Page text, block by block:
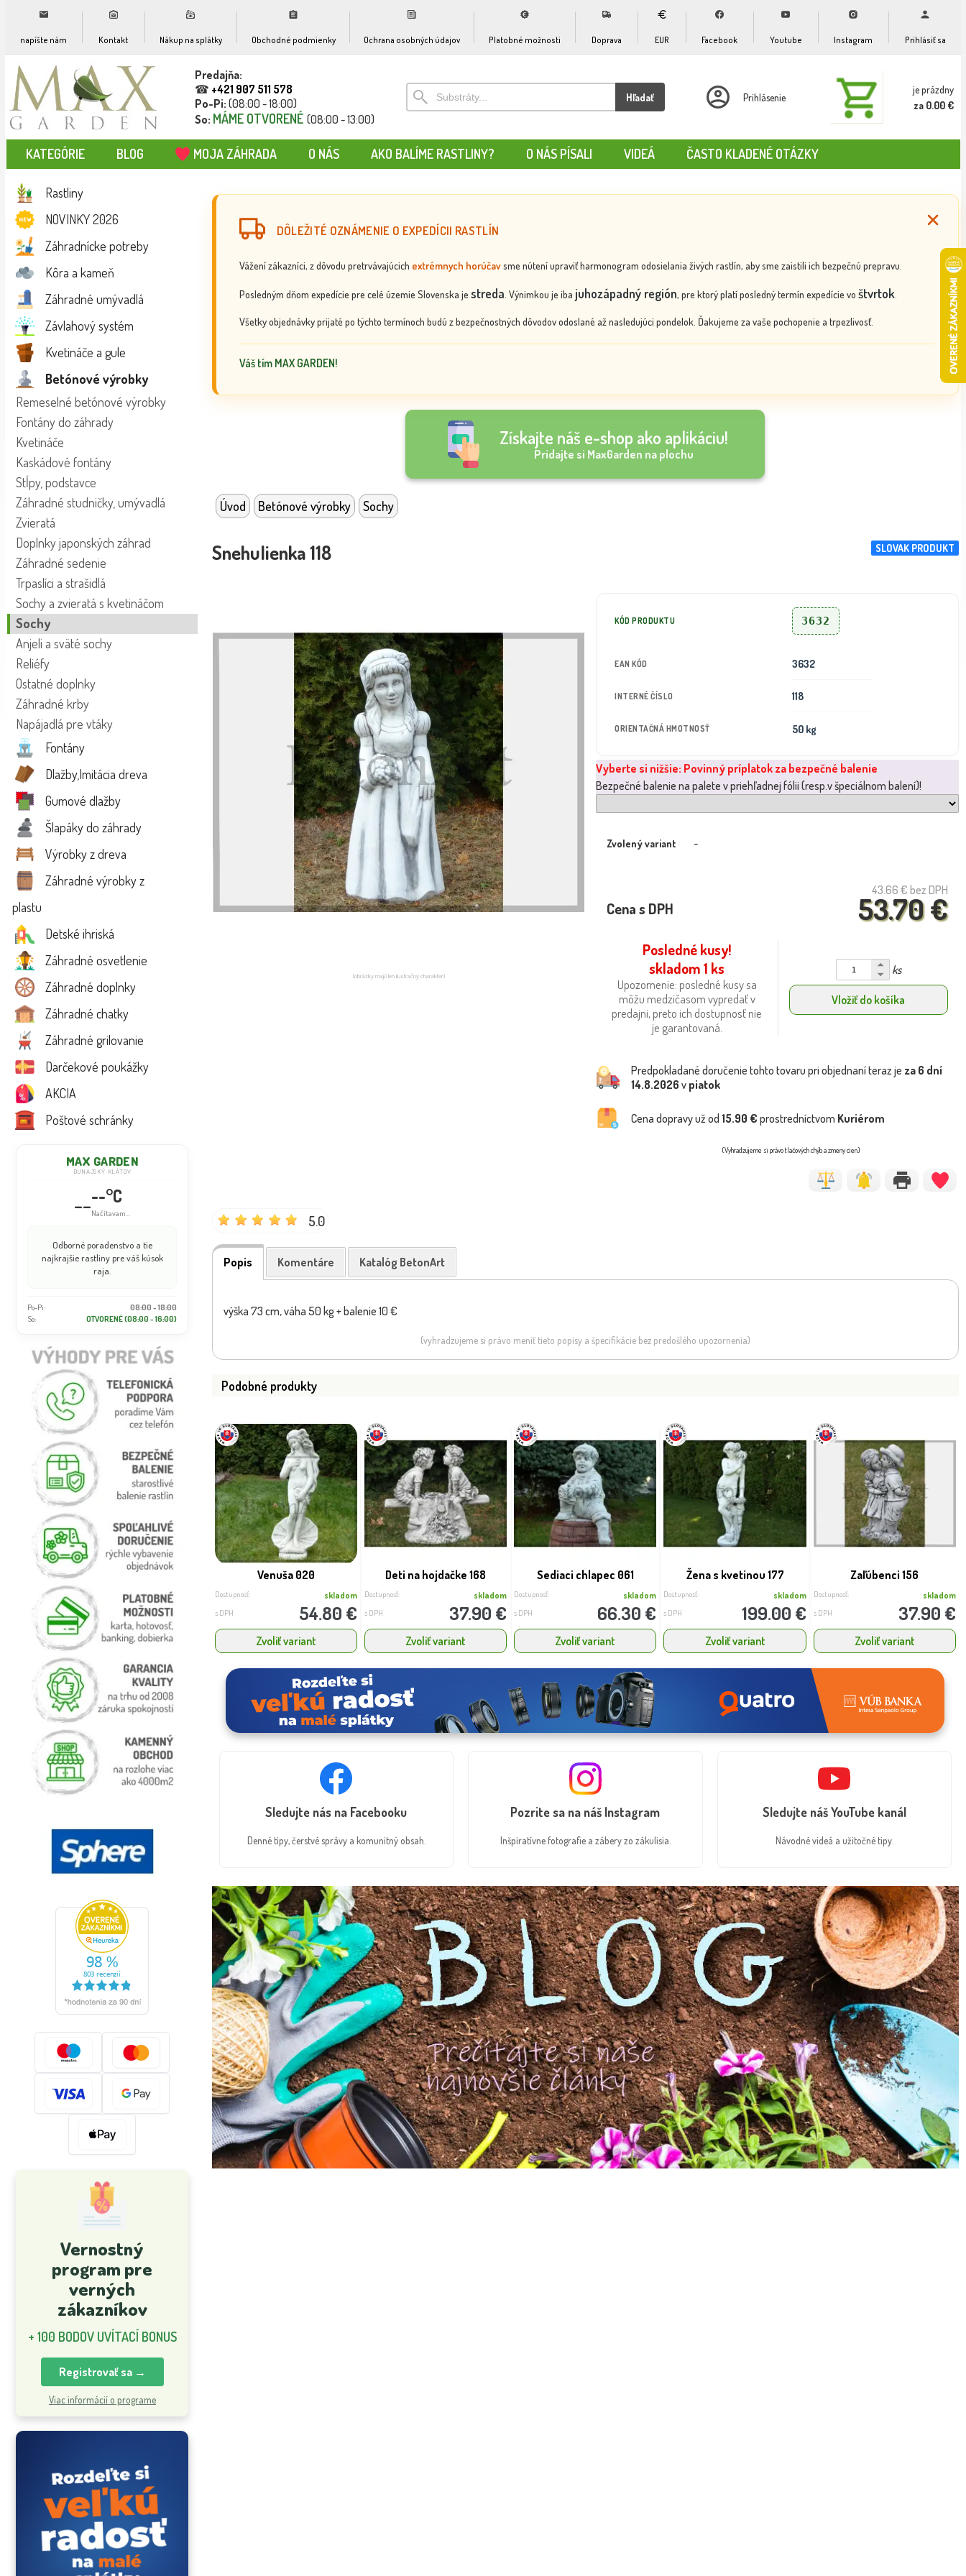
napíšte nám Kontakt Nákup na splátky Obchodné podmienky Ochrana osobných údajov Platobné možnosti Doprava EUR Facebook Youtube Instagram Prihlásiť sa
Predajňa:
☎ +421 907 511 578
Po-Pi: (08:00 - 18:00)
So: MÁME OTVORENÉ (08:00 - 13:00)
Hľadať Prihlásenie
je prázdny
za 0.00 €
KATEGÓRIE BLOG MOJA ZÁHRADA O NÁS AKO BALÍME RASTLINY? O NÁS PÍSALI VIDEÁ ČASTO KLADENÉ OTÁZKY
Rastliny
NOVINKY 2026
Záhradnícke potreby
Kôra a kameň
Záhradné umývadlá
Závlahový systém
Kvetináče a gule
Betónové výrobky
Remeselné betónové výrobky
Fontány do záhrady
Kvetináče
Kaskádové fontány
Stĺpy, podstavce
Záhradné studničky, umývadlá
Zvieratá
Doplnky japonských záhrad
Záhradné sedenie
Trpaslíci a strašidlá
Sochy a zvieratá s kvetináčom
Sochy
Anjeli a sväté sochy
Reliéfy
Ostatné doplnky
Záhradné krby
Napájadlá pre vtáky
Fontány
Dlažby,Imitácia dreva
Gumové dlažby
Šlapáky do záhrady
Výrobky z dreva
Záhradné výrobky z
plastu
Detské ihriská
Záhradné osvetlenie
Záhradné doplnky
Záhradné chatky
Záhradné grilovanie
Darčekové poukážky
AKCIA
Poštové schránky
MAX GARDEN
DUNAJSKÝ KLÁTOV
--°C
Info dočasne nedostupné
Odborné poradenstvo a tie
najkrajšie rastliny pre váš kúsok
raja.
Po-Pi:
08:00 - 18:00
So:
OTVORENÉ (08:00 - 16:00)
Vernostný
program pre
verných
zákazníkov
+ 100 BODOV UVÍTACÍ BONUS
Registrovať sa →
Viac informácií o programe
DÔLEŽITÉ OZNÁMENIE O EXPEDÍCII RASTLÍN
Vážení zákazníci, z dôvodu pretrvávajúcich extrémnych horúčavsme nútení upraviť harmonogram odosielania živých rastlín, aby sme zaistili ich bezpečnú prepravu.
Posledným dňom expedície pre celé územie Slovenska je streda . Výnimkou je iba juhozápadný región, pre ktorý platí posledný termín expedície vo štvrtok.
Všetky objednávky prijaté po týchto termínoch budú z bezpečnostných dôvodov odoslané až nasledujúci pondelok. Ďakujeme za vaše pochopenie a trpezlivosť.
Váš tím MAX GARDEN!
Získajte náš e-shop ako aplikáciu!
Pridajte si MaxGarden na plochu
Úvod Betónové výrobky Sochy
SLOVAK PRODUKT
Snehulienka 118
(obrázky majú len ilustračný charakter)
KÓD PRODUKTU 3632
EAN KÓD 3632
INTERNÉ ČÍSLO 118
ORIENTAČNÁ HMOTNOSŤ 50 kg
Vyberte si nižšie: Povinný príplatok za bezpečné balenie
Bezpečné balenie na palete v priehľadnej fólii (resp.v špeciálnom balení)!
Zvolený variant -
43.66 € bez DPH
53.70 €
Cena s DPH
Posledné kusy!
skladom 1 ks
Upozornenie: posledné kusy sa
môžu medzičasom vypredať v
predajni, preto ich dostupnosť nie
je garantovaná.
ks
Vložiť do košíka
Predpokladané doručenie tohto tovaru pri objednaní teraz je za 6 dní
14.8.2026 v piatok
Cena dopravy už od15.90 € prostredníctvom Kuriérom
(Vyhradzujeme si právo tlačových chýb a zmeny cien)
5.0
Popis Komentáre Katalóg BetonArt
výška 73 cm, váha 50 kg + balenie 10 €
(vyhradzujeme si právo meniť tieto popisy a špecifikácie bez predošlého upozornenia)
Podobné produkty
Venuša 020
Dostupnosť: skladom
s DPH 54.80 €
Zvoliť variant
Deti na hojdačke 168
Dostupnosť: skladom
s DPH 37.90 €
Zvoliť variant
Sediaci chlapec 061
Dostupnosť: skladom
s DPH 66.30 €
Zvoliť variant
Žena s kvetinou 177
Dostupnosť: skladom
s DPH 199.00 €
Zvoliť variant
Zaľúbenci 156
Dostupnosť: skladom
s DPH 37.90 €
Zvoliť variant
Sledujte nás na Facebooku
Denné tipy, čerstvé správy a komunitný obsah.
Pozrite sa na náš Instagram
Inšpiratívne fotografie a zábery zo zákulisia.
Sledujte náš YouTube kanál
Návodné videá a užitočné tipy.